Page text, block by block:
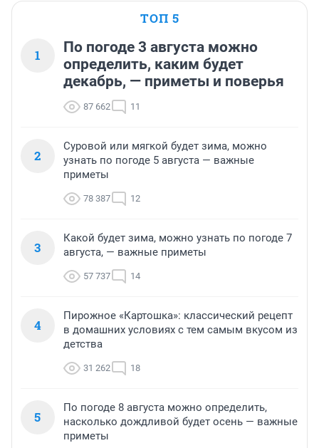
ТОП 5
1
По погоде 3 августа можно
определить, каким будет
декабрь, — приметы и поверья
87 662 11
2
Суровой или мягкой будет зима, можно
узнать по погоде 5 августа — важные
приметы
78 387 12
3
Какой будет зима, можно узнать по погоде 7
августа, — важные приметы
57 737 14
4
Пирожное «Картошка»: классический рецепт
в домашних условиях с тем самым вкусом из
детства
31 262 18
5
По погоде 8 августа можно определить,
насколько дождливой будет осень — важные
приметы